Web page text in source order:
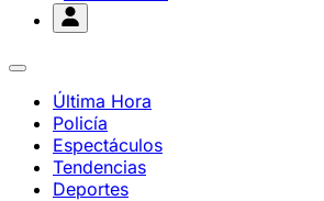
Última Hora
Policía
Espectáculos
Tendencias
Deportes